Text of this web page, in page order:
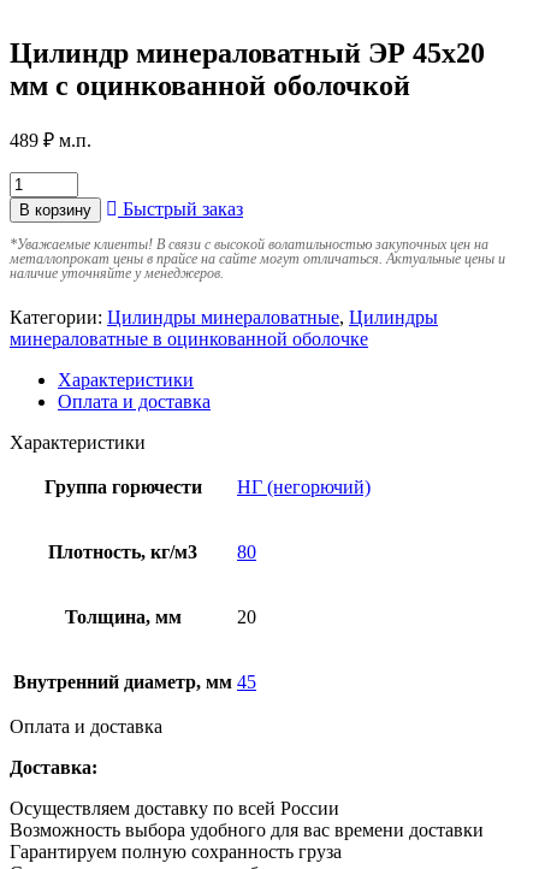
Цилиндр минераловатный ЭР 45х20
мм с оцинкованной оболочкой
489 ₽ м.п.
В корзину Быстрый заказ
*Уважаемые клиенты! В связи с высокой волатильностью закупочных цен на
металлопрокат цены в прайсе на сайте могут отличаться. Актуальные цены и
наличие уточняйте у менеджеров.
Категории: Цилиндры минераловатные, Цилиндры
минераловатные в оцинкованной оболочке
Характеристики
Оплата и доставка
Характеристики
Группа горючести НГ (негорючий)
Плотность, кг/м3 80
Толщина, мм 20
Внутренний диаметр, мм 45
Оплата и доставка
Доставка:
Осуществляем доставку по всей России
Возможность выбора удобного для вас времени доставки
Гарантируем полную сохранность груза